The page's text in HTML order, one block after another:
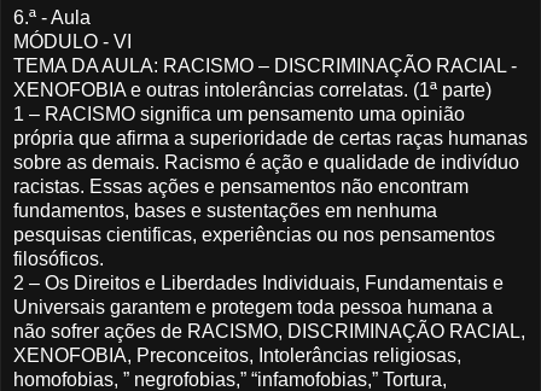
6.ª - Aula
MÓDULO - VI
TEMA DA AULA: RACISMO – DISCRIMINAÇÃO RACIAL -
XENOFOBIA e outras intolerâncias correlatas. (1ª parte)
1 – RACISMO significa um pensamento uma opinião
própria que afirma a superioridade de certas raças humanas
sobre as demais. Racismo é ação e qualidade de indivíduo
racistas. Essas ações e pensamentos não encontram
fundamentos, bases e sustentações em nenhuma
pesquisas cientificas, experiências ou nos pensamentos
filosóficos.
2 – Os Direitos e Liberdades Individuais, Fundamentais e
Universais garantem e protegem toda pessoa humana a
não sofrer ações de RACISMO, DISCRIMINAÇÃO RACIAL,
XENOFOBIA, Preconceitos, Intolerâncias religiosas,
homofobias, ” negrofobias,” “infamofobias,” Tortura,